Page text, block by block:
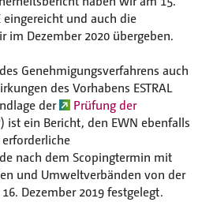
eingereicht und auch die
im Dezember 2020 übergeben.
Genehmigungsverfahrens auch
des Vorhabens ESTRAL
der
Prüfung der
ist ein Bericht, den EWN ebenfalls
nach dem Scopingtermin mit
und Umweltverbänden von der
Dezember 2019 festgelegt.